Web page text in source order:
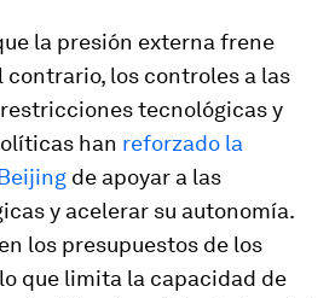
la presión externa frene
contrario, los controles a las
tecnológicas y
han reforzado la
de apoyar a las
y acelerar su autonomía.
los presupuestos de los
que limita la capacidad de